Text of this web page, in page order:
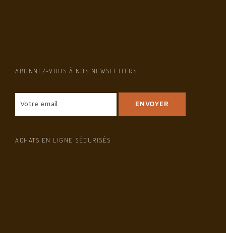
ABONNEZ-VOUS À NOS NEWSLETTERS
ACHATS EN LIGNE SÉCURISÉS